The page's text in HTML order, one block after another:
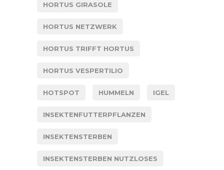
HORTUS GIRASOLE
HORTUS NETZWERK
HORTUS TRIFFT HORTUS
HORTUS VESPERTILIO
HOTSPOT HUMMELN IGEL
INSEKTENFUTTERPFLANZEN
INSEKTENSTERBEN
INSEKTENSTERBEN NUTZLOSES